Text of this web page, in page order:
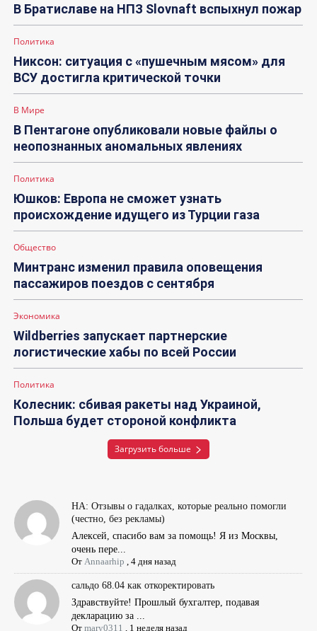
В Братиславе на НПЗ Slovnaft вспыхнул пожар
Политика
Никсон: ситуация с «пушечным мясом» для
ВСУ достигла критической точки
В Мире
В Пентагоне опубликовали новые файлы о
неопознанных аномальных явлениях
Политика
Юшков: Европа не сможет узнать
происхождение идущего из Турции газа
Общество
Минтранс изменил правила оповещения
пассажиров поездов с сентября
Экономика
Wildberries запускает партнерские
логистические хабы по всей России
Политика
Колесник: сбивая ракеты над Украиной,
Польша будет стороной конфликта
Загрузить больше
НА: Отзывы о гадалках, которые реально помогли
(честно, без рекламы)
Алексей, спасибо вам за помощь! Я из Москвы,
очень пере...
От Annaarhip ,4 дня назад
сальдо 68.04 как откоректировать
Здравствуйте! Прошлый бухгалтер, подавая
декларацию за ...
Отmary0311 1 неделя назад